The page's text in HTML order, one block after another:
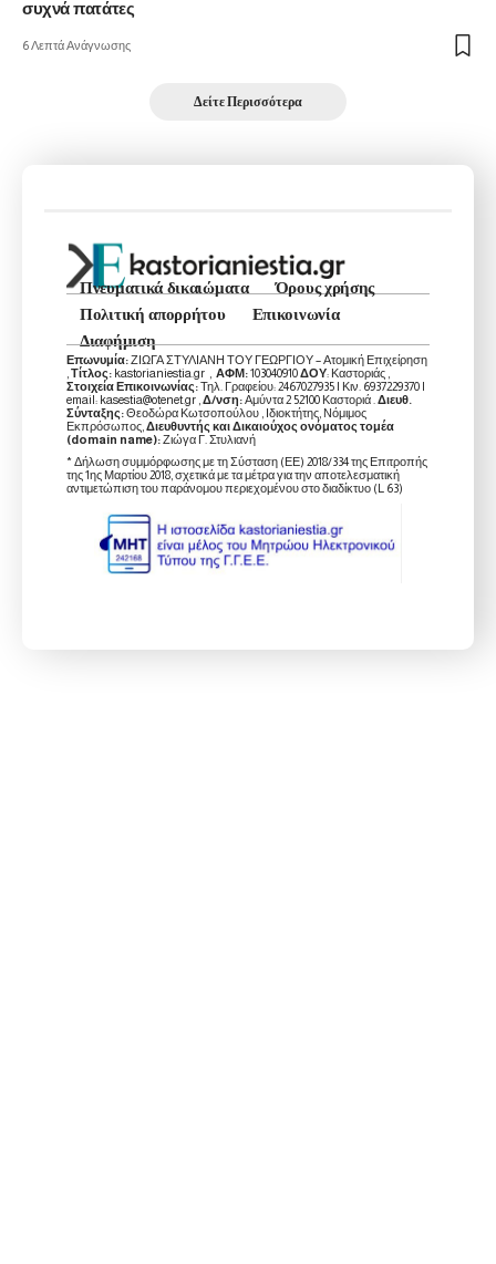
συχνά πατάτες
6 Λεπτά Ανάγνωσης
Δείτε Περισσότερα
Πνευματικά δικαιώματα
Όρους χρήσης
Πολιτική απορρήτου
Επικοινωνία
Διαφήμιση
Επωνυμία:ΖΙΩΓΑ ΣΤΥΛΙΑΝΗ ΤΟΥ ΓΕΩΡΓΙΟΥ – Ατομική Επιχείρηση
Τίτλος: kastorianiestia.gr , ΑΦΜ:103040910ΔΟΥ: Καστοριάς ,
Στοιχεία Επικοινωνίας:Τηλ. Γραφείου: 2467027935 | Κιν. 6937229370 |
email: kasestia@otenet.gr , Δ/νση:Αμύντα 2 52100 Καστοριά . Διευθ.
Σύνταξης:Θεοδώρα Κωτσοπούλου , Ιδιοκτήτης, Νόμιμος
Εκπρόσωπος, Διευθυντής και Δικαιούχος ονόματος τομέα
(domain name):Ζιώγα Γ. Στυλιανή
* Δήλωση συμμόρφωσης με τη Σύσταση (ΕΕ) 2018/334 της Επιτροπής
της 1ης Μαρτίου 2018, σχετικά με τα μέτρα για την αποτελεσματική
αντιμετώπιση του παράνομου περιεχομένου στο διαδίκτυο (L 63)